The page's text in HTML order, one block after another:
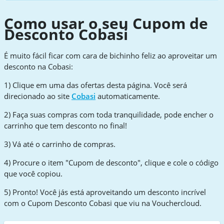
Como usar o seu Cupom de
Desconto Cobasi
É muito fácil ficar com cara de bichinho feliz ao aproveitar um
desconto na Cobasi:
1) Clique em uma das ofertas desta página. Você será
direcionado ao site Cobasi automaticamente.
2) Faça suas compras com toda tranquilidade, pode encher o
carrinho que tem desconto no final!
3) Vá até o carrinho de compras.
4) Procure o item "Cupom de desconto", clique e cole o código
que você copiou.
5) Pronto! Você jás está aproveitando um desconto incrível
com o Cupom Desconto Cobasi que viu na Vouchercloud.